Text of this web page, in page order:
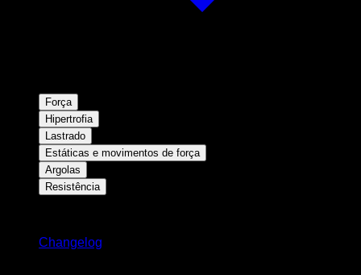
Força
Hipertrofia
Lastrado
Estáticas e movimentos de força
Argolas
Resistência
Changelog